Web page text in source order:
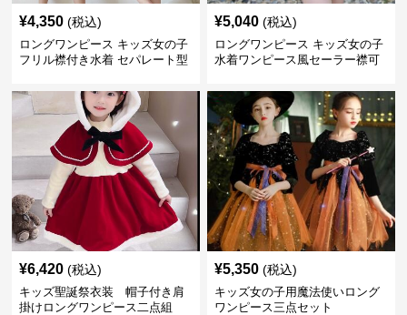
¥4,350 (税込)
ロングワンピース キッズ女の子
フリル襟付き水着 セパレート型
¥5,040 (税込)
ロングワンピース キッズ女の子
水着ワンピース風セーラー襟可
¥6,420 (税込)
キッズ聖誕祭衣装 帽子付き肩
掛けロングワンピース二点組
¥5,350 (税込)
キッズ女の子用魔法使いロング
ワンピース三点セット